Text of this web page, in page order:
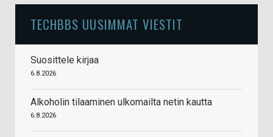
TECHBBS UUSIMMAT VIESTIT
Suosittele kirjaa
6.8.2026
Alkoholin tilaaminen ulkomailta netin kautta
6.8.2026